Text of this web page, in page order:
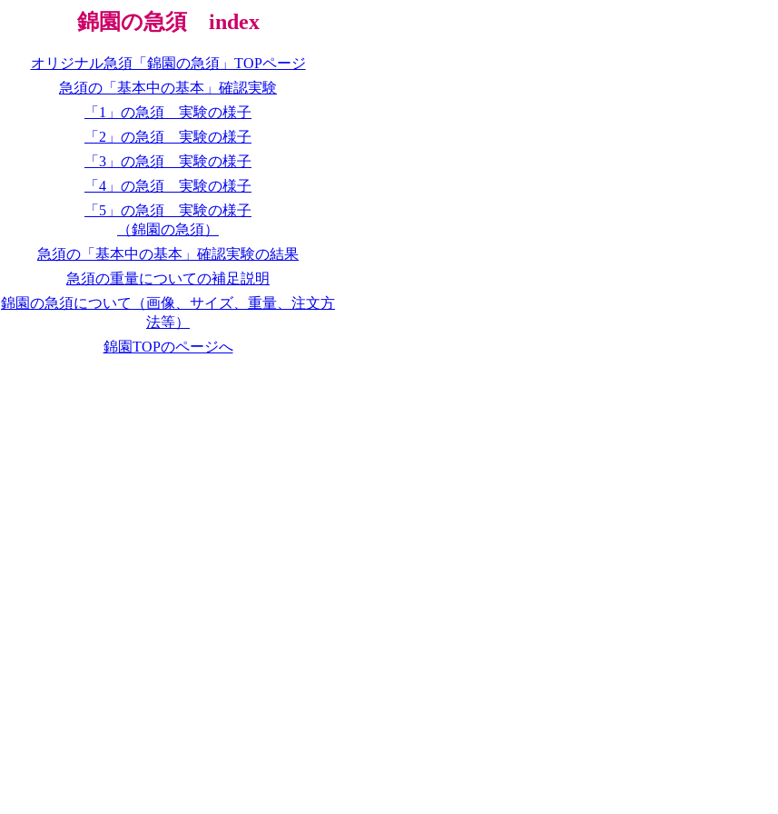
錦園の急須 index
オリジナル急須「錦園の急須」TOPページ
急須の「基本中の基本」確認実験
「1」の急須 実験の様子
「2」の急須 実験の様子
「3」の急須 実験の様子
「4」の急須 実験の様子
「5」の急須 実験の様子
（錦園の急須）
急須の「基本中の基本」確認実験の結果
急須の重量についての補足説明
錦園の急須について（画像、サイズ、重量、注文方
法等）
錦園TOPのページへ